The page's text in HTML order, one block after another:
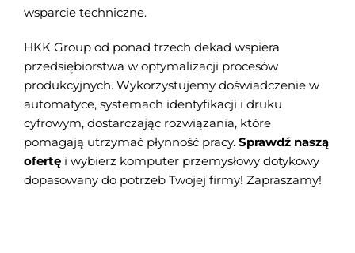
wsparcie techniczne.
HKK Group od ponad trzech dekad wspiera
przedsiębiorstwa w optymalizacji procesów
produkcyjnych. Wykorzystujemy doświadczenie w
automatyce, systemach identyfikacji i druku
cyfrowym, dostarczając rozwiązania, które
pomagają utrzymać płynność pracy. Sprawdź naszą
ofertę i wybierz komputer przemysłowy dotykowy
dopasowany do potrzeb Twojej firmy! Zapraszamy!